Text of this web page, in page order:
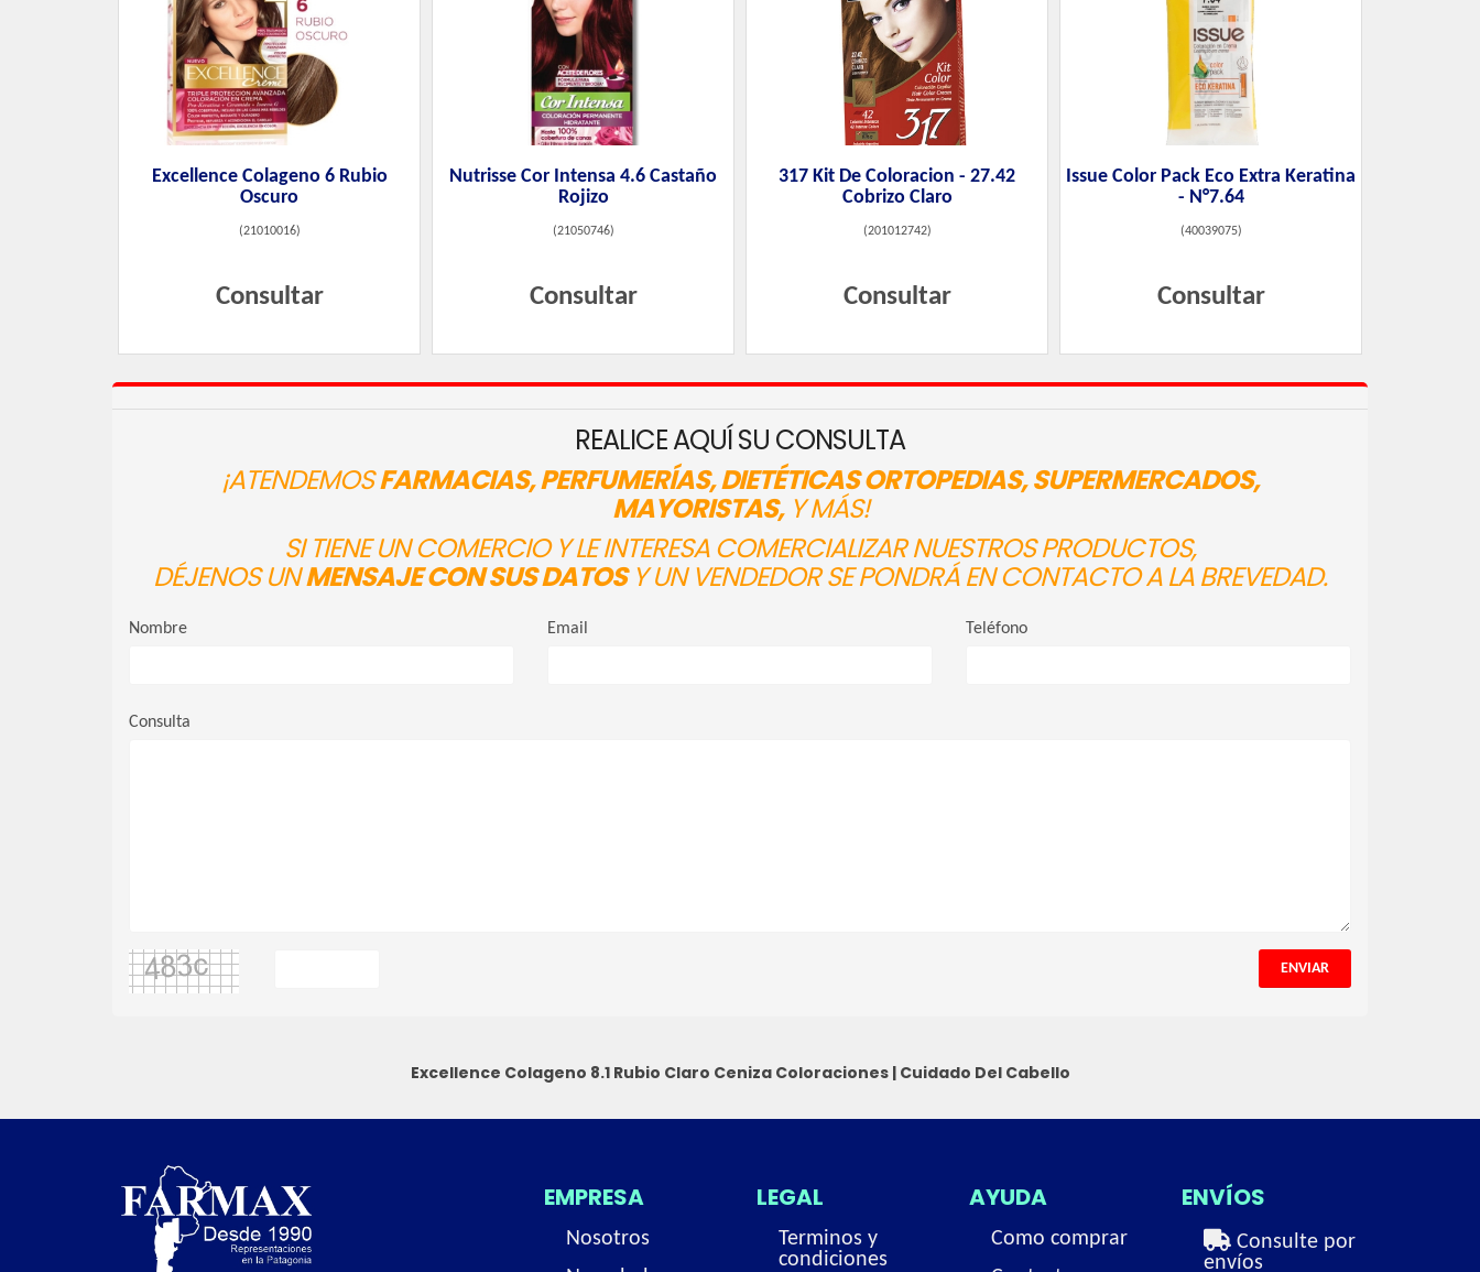
Excellence Colageno 6 Rubio
Oscuro
(21010016)
Consultar
Nutrisse Cor Intensa 4.6 Castaño
Rojizo
(21050746)
Consultar
317 Kit De Coloracion - 27.42
Cobrizo Claro
(201012742)
Consultar
Issue Color Pack Eco Extra Keratina
- N°7.64
(40039075)
Consultar
REALICE AQUÍ SU CONSULTA
¡ATENDEMOSFARMACIAS, PERFUMERÍAS, DIETÉTICAS ORTOPEDIAS, SUPERMERCADOS,
MAYORISTAS,Y MÁS!
SI TIENE UN COMERCIO Y LE INTERESA COMERCIALIZAR NUESTROS PRODUCTOS,
DÉJENOS UNMENSAJE CON SUS DATOSY UN VENDEDOR SE PONDRÁ EN CONTACTO A LA BREVEDAD.
Nombre Email Teléfono
Consulta
ENVIAR
Excellence Colageno 8.1 Rubio Claro Ceniza Coloraciones| Cuidado Del Cabello
EMPRESA
Nosotros
LEGAL
Terminos y
condiciones
AYUDA
Como comprar
ENVÍOS
Consulte por
envíos